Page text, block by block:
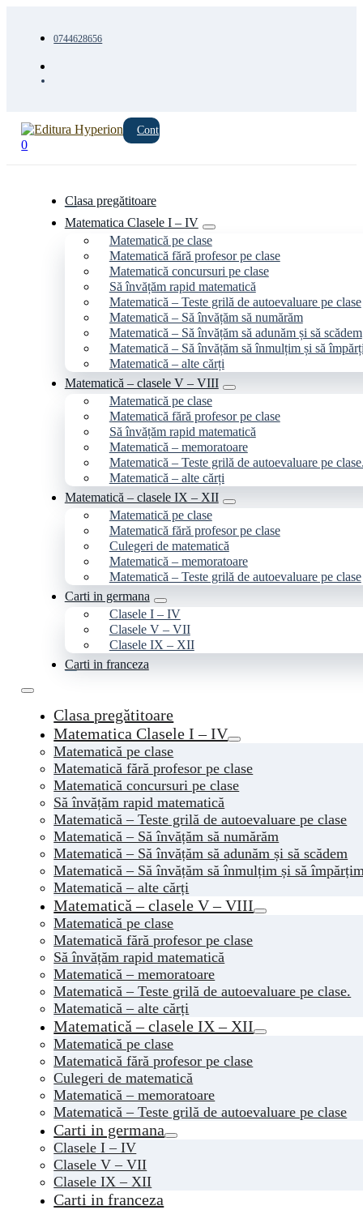
0744628656
Cont
0
Clasa pregătitoare
Matematica Clasele I – IV
Matematică pe clase
Matematică fără profesor pe clase
Matematică concursuri pe clase
Să învățăm rapid matematică
Matematică – Teste grilă de autoevaluare pe clase
Matematică – Să învățăm să numărăm
Matematică – Să învățăm să adunăm și să scădem
Matematică – Să învățăm să înmulțim și să
Matematică – alte cărți
Matematică – clasele V – VIII
Matematică pe clase
Matematică fără profesor pe clase
Să învățăm rapid matematică
Matematică – memoratoare
Matematică – Teste grilă de autoevaluare pe
Matematică – alte cărți
Matematică – clasele IX – XII
Matematică pe clase
Matematică fără profesor pe clase
Culegeri de matematică
Matematică – memoratoare
Matematică – Teste grilă de autoevaluare pe clase
Carti in germana
Clasele I – IV
Clasele V – VII
Clasele IX – XII
Carti in franceza
Clasa pregătitoare
Matematica Clasele I – IV
Matematică pe clase
Matematică fără profesor pe clase
Matematică concursuri pe clase
Să învățăm rapid matematică
Matematică – Teste grilă de autoevaluare pe clase
Matematică – Să învățăm să numărăm
Matematică – Să învățăm să adunăm și să scădem
Matematică – Să învățăm să înmulțim și să
Matematică – alte cărți
Matematică – clasele V – VIII
Matematică pe clase
Matematică fără profesor pe clase
Să învățăm rapid matematică
Matematică – memoratoare
Matematică – Teste grilă de autoevaluare pe clase.
Matematică – alte cărți
Matematică – clasele IX – XII
Matematică pe clase
Matematică fără profesor pe clase
Culegeri de matematică
Matematică – memoratoare
Matematică – Teste grilă de autoevaluare pe clase
Carti in germana
Clasele I – IV
Clasele V – VII
Clasele IX – XII
Carti in franceza